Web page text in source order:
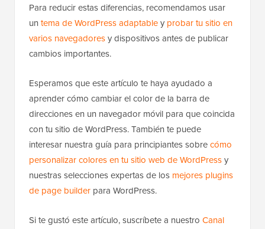
visitantes ven tu sitio.
Para reducir estas diferencias, recomendamos usar
untema de WordPress adaptable
cambios importantes.
Esperamos que este artículo te haya ayudado a
aprender cómo cambiar el color de la barra de
direcciones en un navegador móvil para que coincida
con tu sitio de WordPress. También te puede
interesar nuestra guía para principiantes sobrecómo
personalizar colores en tu sitio web de WordPress
de page builderpara WordPress.